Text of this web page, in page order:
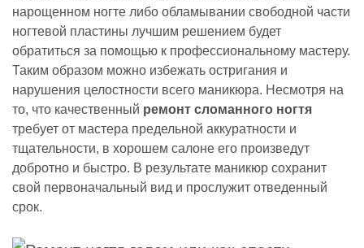
нарощенном ногте либо обламывании свободной части
ногтевой пластины лучшим решением будет
обратиться за помощью к профессиональному мастеру.
Таким образом можно избежать остригания и
нарушения целостности всего маникюра. Несмотря на
то, что качественный ремонт сломанного ногтя
требует от мастера предельной аккуратности и
тщательности, в хорошем салоне его произведут
добротно и быстро. В результате маникюр сохранит
свой первоначальный вид и прослужит отведенный
срок.